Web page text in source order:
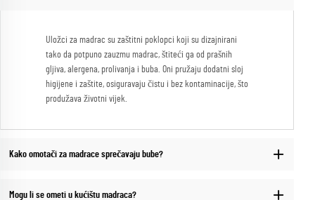
Uložci za madrac su zaštitni poklopci koji su dizajnirani
tako da potpuno zauzmu madrac, štiteći ga od prašnih
gljiva, alergena, prolivanja i buba. Oni pružaju dodatni sloj
higijene i zaštite, osiguravaju čistu i bez kontaminacije, što
produžava životni vijek.
Kako omotači za madrace sprečavaju bube?
Mogu li se ometi u kućištu madraca?